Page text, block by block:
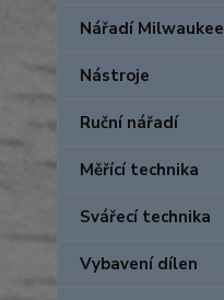
Nářadí Milwaukee
Nástroje
Ruční nářadí
Měřící technika
Svářecí technika
Vybavení dílen